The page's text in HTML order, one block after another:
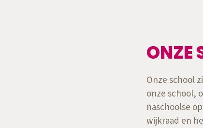
ONZE
Onze school
onze school,
naschoolse
wijkraad en